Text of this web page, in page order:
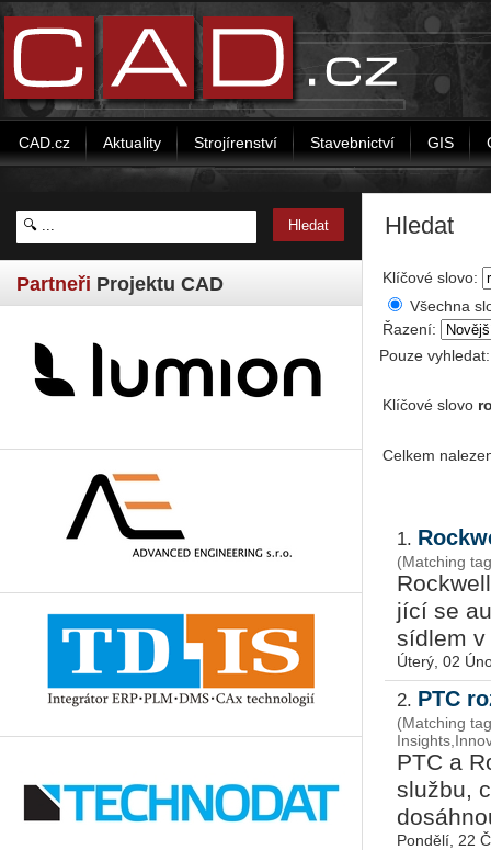
CAD.cz Aktuality Strojírenství Stavebnictví GIS
Partneři Projektu CAD
Hledat
Klíčové slovo:
Všechna
Řazení:
Pouze
Klíčové slovo
Celkem
1.
(Matching
jí­cí se
síd­lem v
Úterý, 02
2. PTC
(Matching
PTC a
služ­bu,
Pondělí, 22